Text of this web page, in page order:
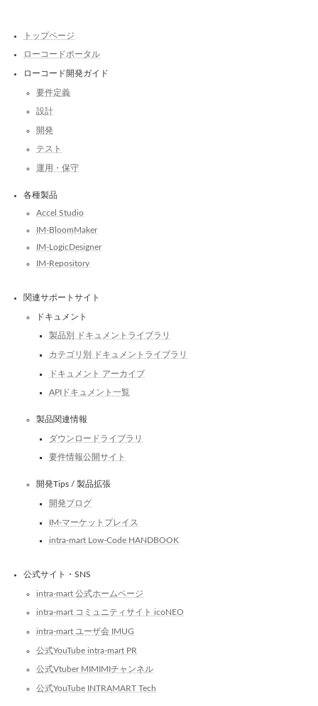
トップページ
ローコードポータル
ローコード開発ガイド
要件定義
設計
開発
テスト
運用・保守
各種製品
Accel Studio
IM-BloomMaker
IM-LogicDesigner
IM-Repository
関連サポートサイト
ドキュメント
製品別 ドキュメントライブラリ
カテゴリ別 ドキュメントライブラリ
ドキュメント アーカイブ
APIドキュメント一覧
製品関連情報
ダウンロードライブラリ
要件情報公開サイト
開発Tips / 製品拡張
開発ブログ
IM-マーケットプレイス
intra-mart Low-Code HANDBOOK
公式サイト・SNS
intra-mart 公式ホームページ
intra-mart コミュニティサイト icoNEO
intra-mart ユーザ会 IMUG
公式YouTube intra-mart PR
公式Vtuber MIMIMIチャンネル
公式YouTube INTRAMART Tech